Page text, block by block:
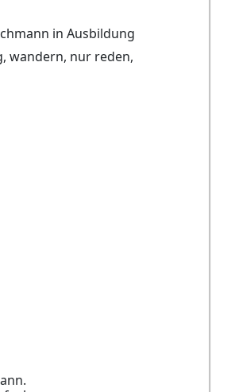
in Ausbildung
wandern, nur reden,